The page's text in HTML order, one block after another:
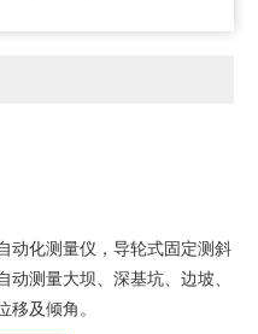
动化测量仪，导轮式固定测斜
测量大坝、深基坑、边坡、
移及倾角。